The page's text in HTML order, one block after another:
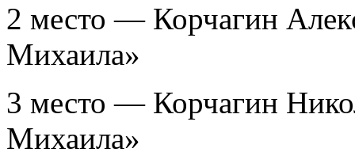
2 место — Корчагин
Михаила»
3 место — Корчагин
Михаила»